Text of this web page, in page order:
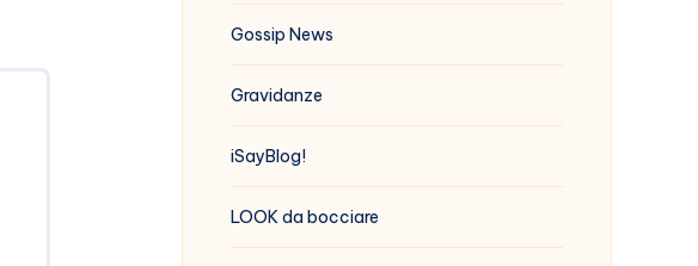
Gossip News
Gravidanze
iSayBlog!
LOOK da bocciare